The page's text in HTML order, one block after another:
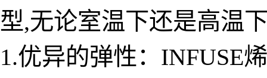
型,无论室温下还是高温
1.优异的弹性：INFUSE